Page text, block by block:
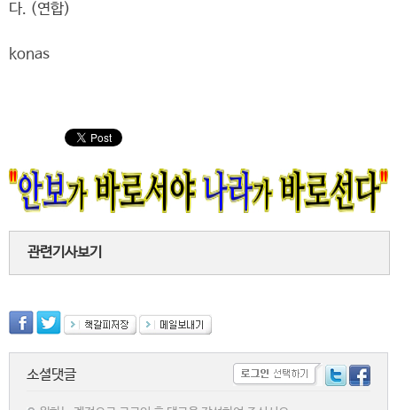
다. (연합)
konas
관련기사보기
소셜댓글